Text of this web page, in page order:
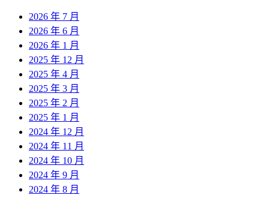
2026 年 7 月
2026 年 6 月
2026 年 1 月
2025 年 12 月
2025 年 4 月
2025 年 3 月
2025 年 2 月
2025 年 1 月
2024 年 12 月
2024 年 11 月
2024 年 10 月
2024 年 9 月
2024 年 8 月